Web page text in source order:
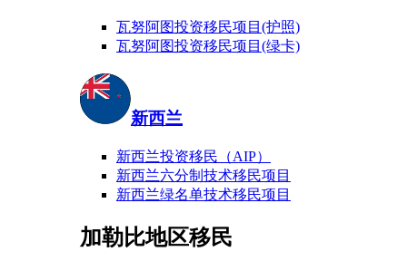
瓦努阿图投资移民项目(护照)
瓦努阿图投资移民项目(绿卡)
新西兰
新西兰投资移民（AIP）
新西兰六分制技术移民项目
新西兰绿名单技术移民项目
加勒比地区移民